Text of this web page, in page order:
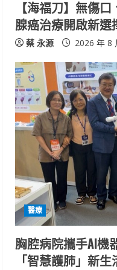
n
g
【海福刀】無傷
腺癌治療開啟新選
蔡 永源 2026 年 8
醫療
胸腔病院攜手AI機
「智慧護肺」新生